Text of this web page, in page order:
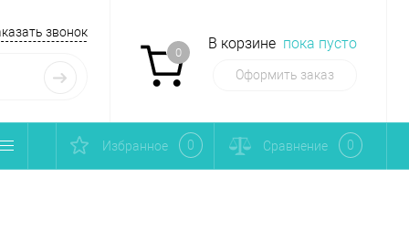
звонок
0
В корзине пока пусто
Оформить заказ
Избранное 0 Сравнение 0